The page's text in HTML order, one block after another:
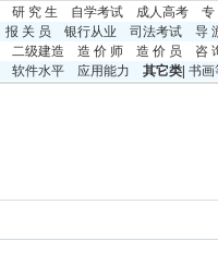
研 究 生 自学考试 成人高考 专
报 关 员 银行从业 司法考试 导
二级建造 造 价 师 造 价 员 咨
软件水平 应用能力 其它类 书画